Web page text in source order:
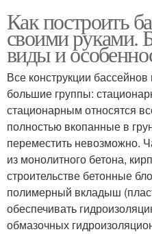
Как построить
своими руками.
виды и
Все конструкции
большие группы:
стационарным относятся
полностью вкопанные в
переместить невозможно.
из монолитного бетона,
строительстве бетонные
полимерный вкладыш
обеспечивать
обмазочных